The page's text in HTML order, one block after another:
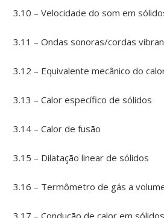
3.10 – Velocidade do som em
3.11 – Ondas sonoras/cordas
3.12 – Equivalente mecânico do
3.13 – Calor específico de sólidos
3.14 – Calor de fusão
3.15 – Dilatação linear de sólidos
3.16 – Termômetro de gás a
3.17 – Condução de calor em sólidos